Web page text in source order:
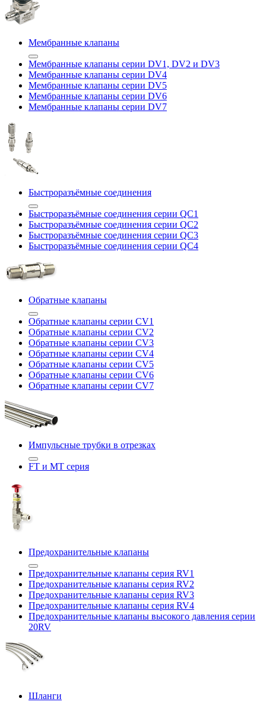
Мембранные клапаны
Мембранные клапаны серии DV1, DV2 и DV3
Мембранные клапаны серии DV4
Мембранные клапаны серии DV5
Мембранные клапаны серии DV6
Мембранные клапаны серии DV7
Быстроразъёмные соединения
Быстроразъёмные соединения серии QC1
Быстроразъёмные соединения серии QC2
Быстроразъёмные соединения серии QC3
Быстроразъёмные соединения серии QC4
Обратные клапаны
Обратные клапаны серии CV1
Обратные клапаны серии CV2
Обратные клапаны серии CV3
Обратные клапаны серии CV4
Обратные клапаны серии CV5
Обратные клапаны серии CV6
Обратные клапаны серии CV7
Импульсные трубки в отрезках
FT и MT серия
Предохранительные клапаны
Предохранительные клапаны серия RV1
Предохранительные клапаны серия RV2
Предохранительные клапаны серия RV3
Предохранительные клапаны серия RV4
Предохранительные клапаны высокого давления серии
20RV
Шланги